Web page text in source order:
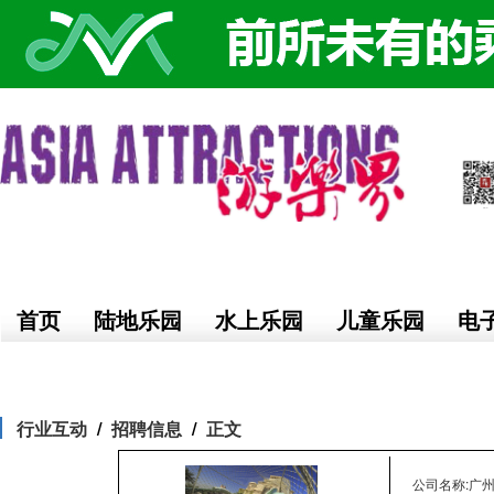
首页 陆地乐园 水上乐园 儿童乐园 电
行业互动 招聘信息 正文
公司名称:广